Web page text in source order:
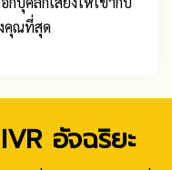
คุณที่สุด
อัจฉริยะ